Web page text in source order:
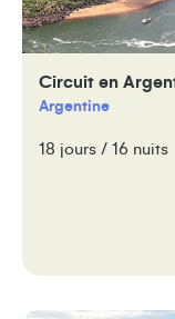
Circuit en
Argentine
18 jours / 16 nuits